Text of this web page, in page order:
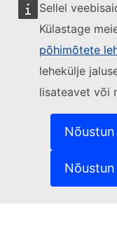
Sellel
Külastage
põhimõtete
lehekülje
lisateavet või
Jälgige Euroopa
Võtke meiega
Teatage
Keeled meie
(Välislink)
Isikuandmete kaitse
Õigusteave (Välislink)